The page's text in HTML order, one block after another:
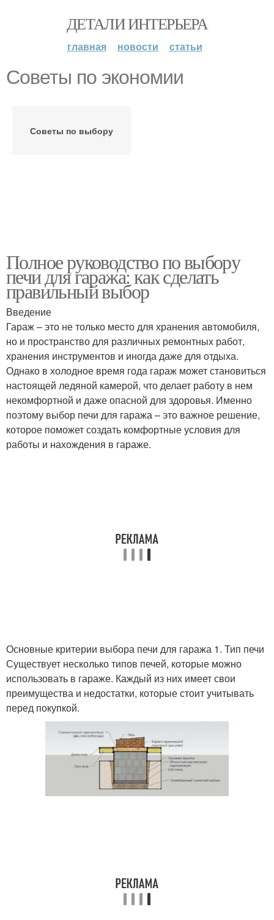
ДЕТАЛИ ИНТЕРЬЕРА
главная новости статьи
Советы по экономии
Советы по выбору
Полное руководство по выбору
печи для гаража: как сделать
правильный выбор
Введение
Гараж – это не только место для хранения автомобиля,
но и пространство для различных ремонтных работ,
хранения инструментов и иногда даже для отдыха.
Однако в холодное время года гараж может становиться
настоящей ледяной камерой, что делает работу в нем
некомфортной и даже опасной для здоровья. Именно
поэтому выбор печи для гаража – это важное решение,
которое поможет создать комфортные условия для
работы и нахождения в гараже.
Основные критерии выбора печи для гаража 1. Тип печи
Существует несколько типов печей, которые можно
использовать в гараже. Каждый из них имеет свои
преимущества и недостатки, которые стоит учитывать
перед покупкой.